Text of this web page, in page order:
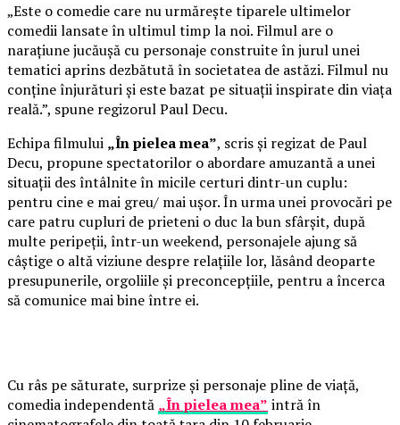
„Este o comedie care nu urmărește tiparele ultimelor
comedii lansate în ultimul timp la noi. Filmul are o
narațiune jucăușă cu personaje construite în jurul unei
tematici aprins dezbătută în societatea de astăzi. Filmul nu
conține înjurături și este bazat pe situații inspirate din viața
reală.”, spune regizorul Paul Decu.
Echipa filmului „În pielea mea”, scris și regizat de Paul
Decu, propune spectatorilor o abordare amuzantă a unei
situații des întâlnite în micile certuri dintr-un cuplu:
pentru cine e mai greu/ mai ușor. În urma unei provocări pe
care patru cupluri de prieteni o duc la bun sfârșit, după
multe peripeții, într-un weekend, personajele ajung să
câștige o altă viziune despre relațiile lor, lăsând deoparte
presupunerile, orgoliile și preconcepțiile, pentru a încerca
să comunice mai bine între ei.
Cu râs pe săturate, surprize și personaje pline de viață,
comedia independentă „În pielea mea” intră în